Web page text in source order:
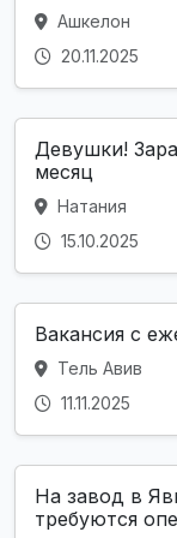
Ашкелон
20.11.2025
Девушки!
месяц
Натания
15.10.2025
Вакансия с
Тель Авив
11.11.2025
На завод в
требуются